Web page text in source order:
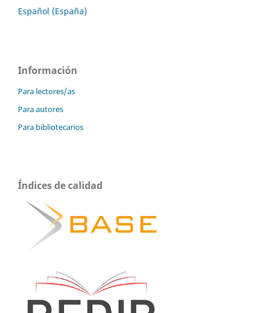
Español (España)
Información
Para lectores/as
Para autores
Para bibliotecarios
Índices de calidad